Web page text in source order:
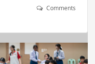
Comments